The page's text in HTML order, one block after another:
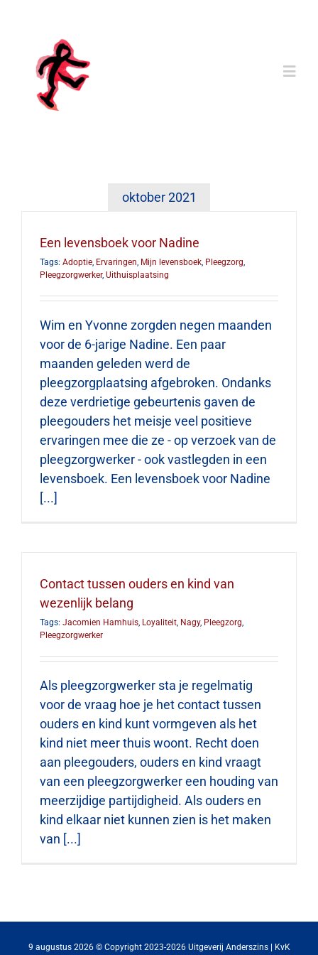
Bibliotheek
Vragen
Contact
Zoeken
oktober 2021
Een levensboek voor Nadine
Tags: Adoptie, Ervaringen, Mijn levensboek, Pleegzorg,
Pleegzorgwerker, Uithuisplaatsing
Wim en Yvonne zorgden negen maanden
voor de 6-jarige Nadine. Een paar
maanden geleden werd de
pleegzorgplaatsing afgebroken. Ondanks
deze verdrietige gebeurtenis gaven de
pleegouders het meisje veel positieve
ervaringen mee die ze - op verzoek van de
pleegzorgwerker - ook vastlegden in een
levensboek. Een levensboek voor Nadine
[...]
Contact tussen ouders en kind van
wezenlijk belang
Tags: Jacomien Hamhuis, Loyaliteit, Nagy, Pleegzorg,
Pleegzorgwerker
Als pleegzorgwerker sta je regelmatig
voor de vraag hoe je het contact tussen
ouders en kind kunt vormgeven als het
kind niet meer thuis woont. Recht doen
aan pleegouders, ouders en kind vraagt
van een pleegzorgwerker een houding van
meerzijdige partijdigheid. Als ouders en
kind elkaar niet kunnen zien is het maken
van [...]
9 augustus 2026 © Copyright 2023-2026 Uitgeverij Anderszins | KvK